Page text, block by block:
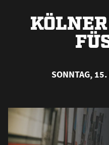
SONNTAG,